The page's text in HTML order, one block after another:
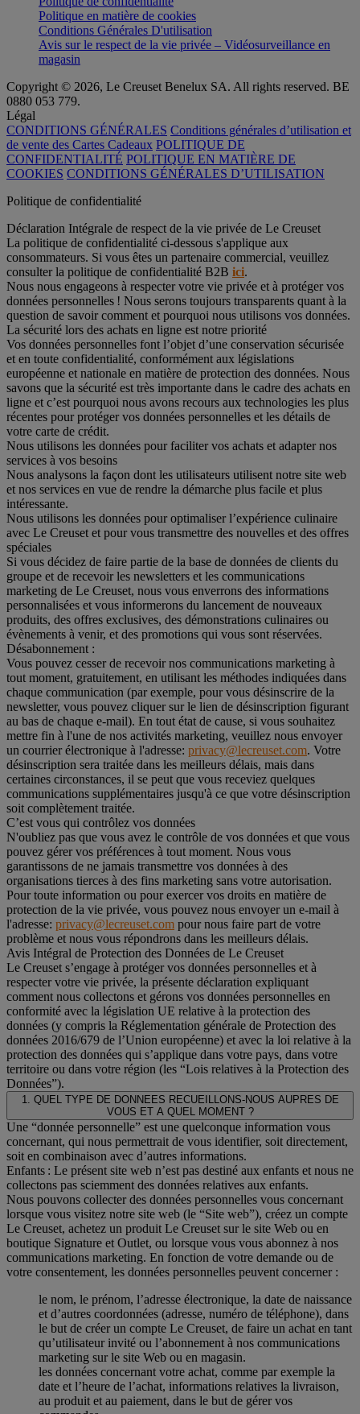
Politique en matière de cookies
Conditions Générales D'utilisation
Avis sur le respect de la vie privée – Vidéosurveillance en
magasin
Copyright © 2026, Le Creuset Benelux SA. All rights reserved. BE
0880 053 779.
Légal
CONDITIONS GÉNÉRALES Conditions générales d’utilisation et
de vente des Cartes Cadeaux POLITIQUE DE
CONFIDENTIALITÉ POLITIQUE EN MATIÈRE DE
COOKIES CONDITIONS GÉNÉRALES D’UTILISATION
Politique de confidentialité
Déclaration Intégrale de respect de la vie privée de Le Creuset
La politique de confidentialité ci-dessous s'applique aux
consommateurs. Si vous êtes un partenaire commercial, veuillez
consulter la politique de confidentialité B2B ici.
Nous nous engageons à respecter votre vie privée et à protéger vos
données personnelles ! Nous serons toujours transparents quant à la
question de savoir comment et pourquoi nous utilisons vos données.
La sécurité lors des achats en ligne est notre priorité
Vos données personnelles font l’objet d’une conservation sécurisée
et en toute confidentialité, conformément aux législations
européenne et nationale en matière de protection des données. Nous
savons que la sécurité est très importante dans le cadre des achats en
ligne et c’est pourquoi nous avons recours aux technologies les plus
récentes pour protéger vos données personnelles et les détails de
votre carte de crédit.
Nous utilisons les données pour faciliter vos achats et adapter nos
services à vos besoins
Nous analysons la façon dont les utilisateurs utilisent notre site web
et nos services en vue de rendre la démarche plus facile et plus
intéressante.
Nous utilisons les données pour optimaliser l’expérience culinaire
avec Le Creuset et pour vous transmettre des nouvelles et des offres
spéciales
Si vous décidez de faire partie de la base de données de clients du
groupe et de recevoir les newsletters et les communications
marketing de Le Creuset, nous vous enverrons des informations
personnalisées et vous informerons du lancement de nouveaux
produits, des offres exclusives, des démonstrations culinaires ou
évènements à venir, et des promotions qui vous sont réservées.
Désabonnement :
Vous pouvez cesser de recevoir nos communications marketing à
tout moment, gratuitement, en utilisant les méthodes indiquées dans
chaque communication (par exemple, pour vous désinscrire de la
newsletter, vous pouvez cliquer sur le lien de désinscription figurant
au bas de chaque e-mail). En tout état de cause, si vous souhaitez
mettre fin à l'une de nos activités marketing, veuillez nous envoyer
un courrier électronique à l'adresse: privacy@lecreuset.com. Votre
désinscription sera traitée dans les meilleurs délais, mais dans
certaines circonstances, il se peut que vous receviez quelques
communications supplémentaires jusqu'à ce que votre désinscription
soit complètement traitée.
C’est vous qui contrôlez vos données
N'oubliez pas que vous avez le contrôle de vos données et que vous
pouvez gérer vos préférences à tout moment. Nous vous
garantissons de ne jamais transmettre vos données à des
organisations tierces à des fins marketing sans votre autorisation.
Pour toute information ou pour exercer vos droits en matière de
protection de la vie privée, vous pouvez nous envoyer un e-mail à
l'adresse: privacy@lecreuset.com pour nous faire part de votre
problème et nous vous répondrons dans les meilleurs délais.
Avis Intégral de Protection des Données de Le Creuset
Le Creuset s’engage à protéger vos données personnelles et à
respecter votre vie privée, la présente déclaration expliquant
comment nous collectons et gérons vos données personnelles en
conformité avec la législation UE relative à la protection des
données (y compris la Réglementation générale de Protection des
données 2016/679 de l’Union européenne) et avec la loi relative à la
protection des données qui s’applique dans votre pays, dans votre
territoire ou dans votre région (les “Lois relatives à la Protection des
Données”).
1. QUEL TYPE DE DONNEES RECUEILLONS-NOUS AUPRES DE
VOUS ET A QUEL MOMENT ?
Une “donnée personnelle” est une quelconque information vous
concernant, qui nous permettrait de vous identifier, soit directement,
soit en combinaison avec d’autres informations.
Enfants : Le présent site web n’est pas destiné aux enfants et nous ne
collectons pas sciemment des données relatives aux enfants.
Nous pouvons collecter des données personnelles vous concernant
lorsque vous visitez notre site web (le “Site web”), créez un compte
Le Creuset, achetez un produit Le Creuset sur le site Web ou en
boutique Signature et Outlet, ou lorsque vous vous abonnez à nos
communications marketing. En fonction de votre demande ou de
votre consentement, les données personnelles peuvent concerner :
le nom, le prénom, l’adresse électronique, la date de naissance
et d’autres coordonnées (adresse, numéro de téléphone), dans
le but de créer un compte Le Creuset, de faire un achat en tant
qu’utilisateur invité ou l’abonnement à nos communications
marketing sur le site Web ou en magasin.
les données concernant votre achat, comme par exemple la
date et l’heure de l’achat, informations relatives la livraison,
au produit et au paiement, dans le but de gérer vos